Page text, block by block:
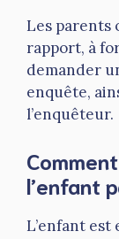
Les parents
rapport, à
demander
enquête,
l’enquêteur.
l’enfant
L’enfant